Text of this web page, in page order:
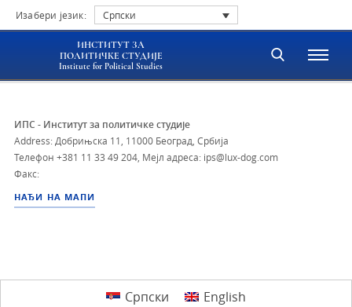
Изабери језик: Српски
ИНСТИТУТ ЗА
ПОЛИТИЧКЕ СТУДИЈЕ
Institute for Political Studies
ИПС - Институт за политичке студије
Address: Добрињска 11, 11000 Београд, Србија
Телефон +381 11 33 49 204 Мејл адреса: ips@lux-dog.com
Факс:
НАЂИ НА МАПИ
Српски English